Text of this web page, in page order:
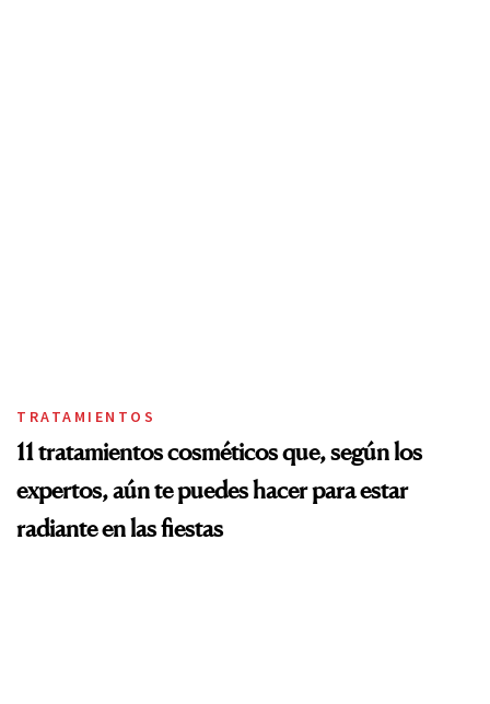
TRATAMIENTOS
11 tratamientos cosméticos que, según los
expertos, aún te puedes hacer para estar
radiante en las fiestas